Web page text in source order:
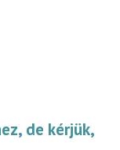
de kérjük,